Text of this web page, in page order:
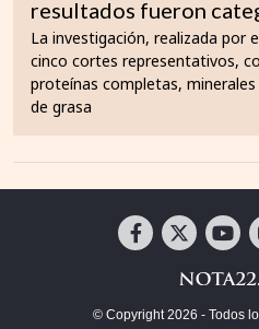
resultados fueron
La investigación, realizada por
cinco cortes representativos,
proteínas completas,
de grasa
© Copyright 2026 - Todos